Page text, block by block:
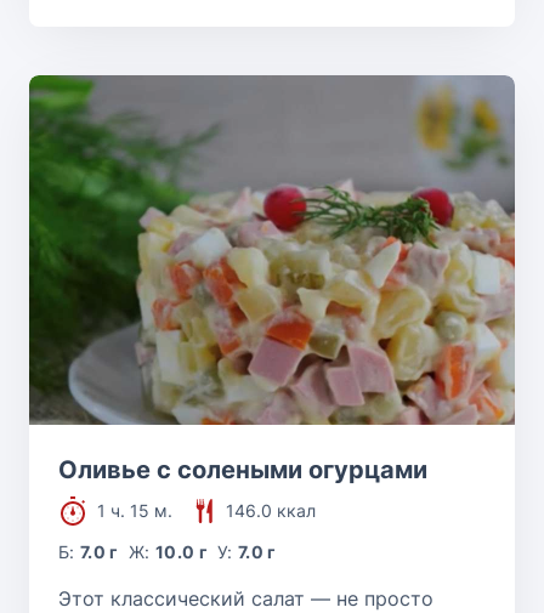
Оливье с солеными огурцами
1 ч. 15 м.
146.0 ккал
Б:7.0 г Ж: 10.0 г У:7.0 г
Этот классический салат — не просто